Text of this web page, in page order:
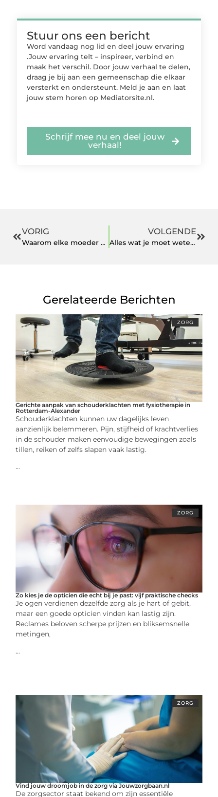
Stuur ons een bericht
Word vandaag nog lid en deel jouw ervaring
.Jouw ervaring telt – inspireer, verbind en
maak het verschil. Door jouw verhaal te delen,
draag je bij aan een gemeenschap die elkaar
versterkt en ondersteunt. Meld je aan en laat
jouw stem horen op Mediatorsite.nl.
Schrijf mee nu en deel jouw
verhaal!
VORIG
Waarom elke moeder een draagdoek nodig heeft
VOLGENDE
Alles wat je moet weten over Informatie Mini Airfryers
Gerelateerde Berichten
ZORG
Gerichte aanpak van schouderklachten met fysiotherapie in
Rotterdam-Alexander
Schouderklachten kunnen uw dagelijks leven
aanzienlijk belemmeren. Pijn, stijfheid of krachtverlies
in de schouder maken eenvoudige bewegingen zoals
tillen, reiken of zelfs slapen vaak lastig.
...
ZORG
Zo kies je de opticien die echt bij je past: vijf praktische checks
Je ogen verdienen dezelfde zorg als je hart of gebit,
maar een goede opticien vinden kan lastig zijn.
Reclames beloven scherpe prijzen en bliksemsnelle
metingen,
...
ZORG
Vind jouw droomjob in de zorg via Jouwzorgbaan.nl
De zorgsector staat bekend om zijn essentiële